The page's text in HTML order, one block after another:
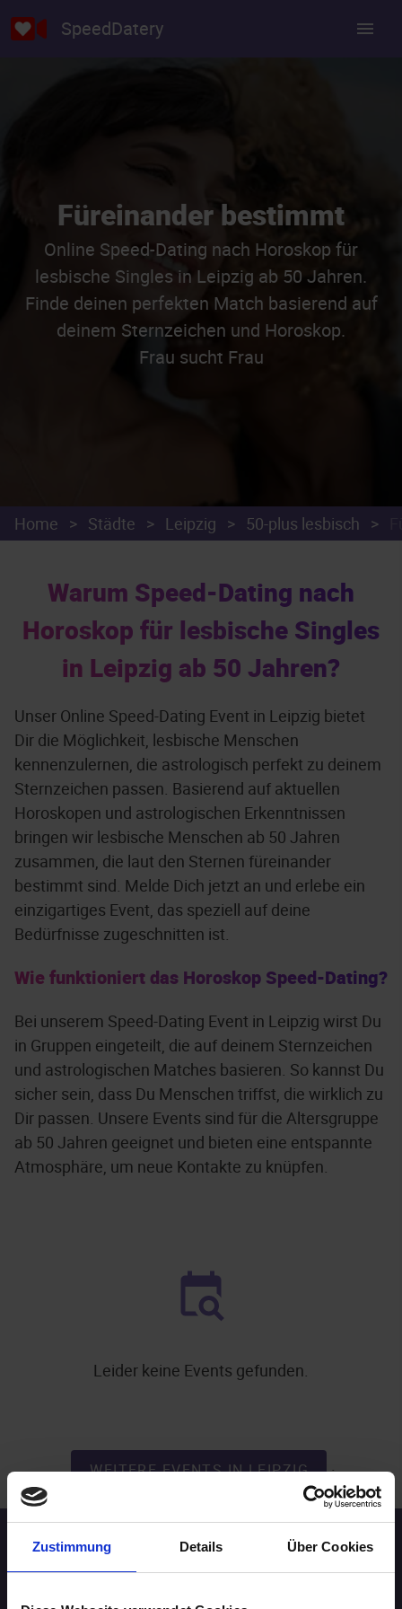
Zustimmung Details Über Cookies
SpeedDatery
Füreinander bestimmt
Online Speed-Dating nach Horoskop für
lesbische Singles in Leipzig ab 50 Jahren.
Finde deinen perfekten Match basierend auf
deinem Sternzeichen und Horoskop.
Frau sucht Frau
Home > Städte > Leipzig > 50-plus lesbisch >
Warum Speed-Dating nach
Horoskop für lesbische Singles
in Leipzig ab 50 Jahren?
Unser Online Speed-Dating Event in Leipzig bietet
Dir die Möglichkeit, lesbische Menschen
kennenzulernen, die astrologisch perfekt zu deinem
Sternzeichen passen. Basierend auf aktuellen
Horoskopen und astrologischen Erkenntnissen
bringen wir lesbische Menschen ab 50 Jahren
zusammen, die laut den Sternen füreinander
bestimmt sind. Melde Dich jetzt an und erlebe ein
einzigartiges Event, das speziell auf deine
Bedürfnisse zugeschnitten ist.
Wie funktioniert das Horoskop Speed-Dating?
Bei unserem Speed-Dating Event in Leipzig wirst Du
in Gruppen eingeteilt, die auf deinem Sternzeichen
und astrologischen Matches basieren. So kannst Du
sicher sein, dass Du Menschen triffst, die wirklich zu
Dir passen. Unsere Events sind für die Altersgruppe
ab 50 Jahren geeignet und bieten eine entspannte
Atmosphäre, um neue Kontakte zu knüpfen.
Leider keine Events gefunden.
WEITERE EVENTS IN LEIPZIG .
Speed-Dating Events